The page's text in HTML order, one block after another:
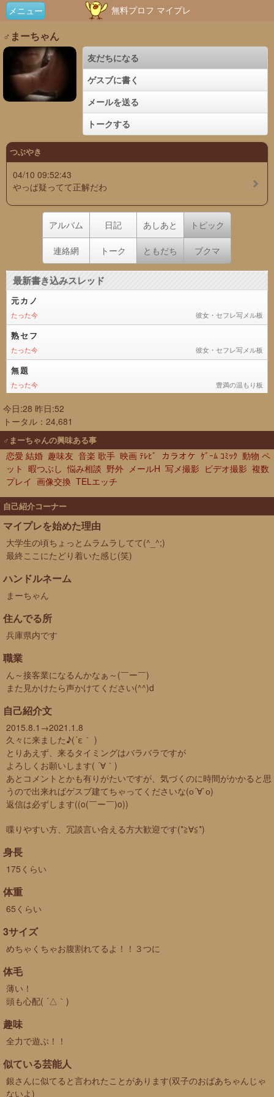
メニュー 無料プロフ マイプレ
♂まーちゃん
友だちになる
ゲスブに書く
メールを送る
トークする
つぶやき
04/10 09:52:43
やっぱ疑ってて正解だわ
アルバム 日記 あしあと トピック
連絡網 トーク ともだち ブクマ
今日:28 昨日:52
トータル：24,681
♂まーちゃんの興味ある事
恋愛 結婚 趣味友 音楽 歌手 映画 ﾃﾚﾋﾞ カラオケ ｹﾞｰﾑ ｺﾐｯｸ 動物 ペ
ット 暇つぶし 悩み相談 野外 メールH 写メ撮影 ビデオ撮影 複数
プレイ 画像交換 TELエッチ
自己紹介コーナー
マイプレを始めた理由
大学生の頃ちょっとムラムラしてて(^_^;)
最終ここにたどり着いた感じ(笑)
ハンドルネーム
まーちゃん
住んでる所
兵庫県内です
職業
ん～接客業になるんかなぁ～(￣ー￣)
また見かけたら声かけてください(^^)d
自己紹介文
2015.8.1→2021.1.8
久々に来ました♪(´ε｀ )
とりあえず、来るタイミングはバラバラですが
よろしくお願いします( ´∀｀)
あとコメントとかも有りがたいですが、気づくのに時間がかかると思
うので出来ればゲスブ建てちゃってくださいな(о´∀`о)
返信は必ずします((o(￣ー￣)o))
喋りやすい方、冗談言い合える方大歓迎です(*≧∀≦*)
身長
175くらい
体重
65くらい
3サイズ
めちゃくちゃお腹割れてるよ！！３つに
体毛
薄い！
頭も心配( ´△｀)
趣味
全力で遊ぶ！！
似ている芸能人
銀さんに似てると言われたことがあります(双子のおばあちゃんじゃ
ないよ)